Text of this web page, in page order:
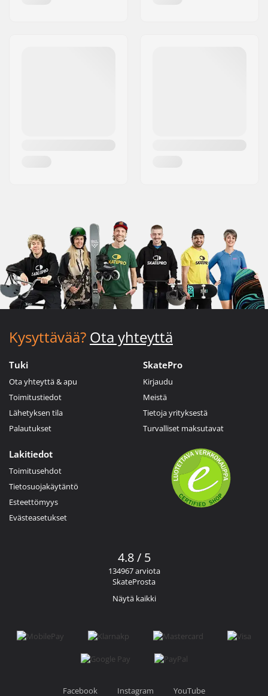
Kysyttävää? Ota yhteyttä
Tuki
Ota yhteyttä & apu
Toimitustiedot
Lähetyksen tila
Palautukset
SkatePro
Kirjaudu
Meistä
Tietoja yrityksestä
Turvalliset maksutavat
Lakitiedot
Toimitusehdot
Tietosuojakäytäntö
Esteettömyys
Evästeasetukset
4.8 / 5
134967 arviota
SkateProsta
Näytä kaikki
Facebook Instagram YouTube